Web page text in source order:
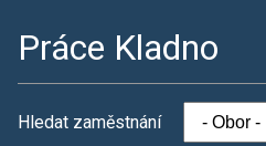
Práce Kladno
Hledat zaměstnání